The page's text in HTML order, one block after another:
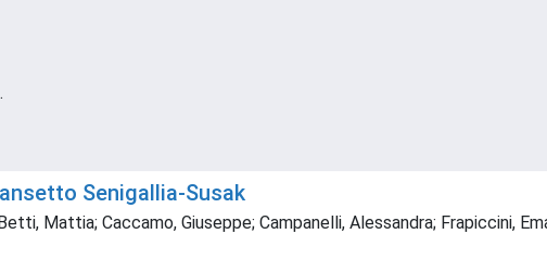
Senigallia-Susak
Mattia; Caccamo, Giuseppe; Campanelli, Alessandra; Frapiccini,